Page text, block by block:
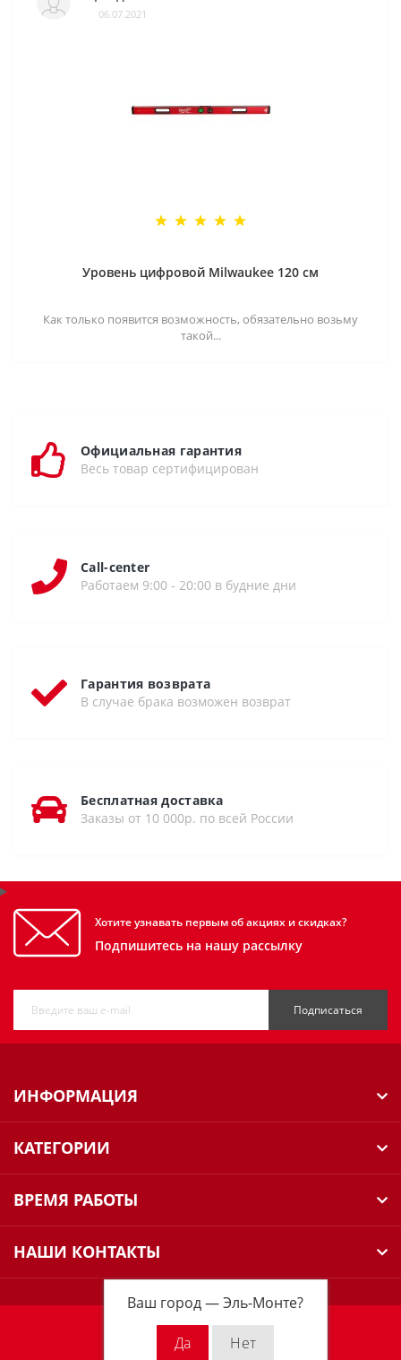
Ваш город —Эль-Монте?
06.07.2021
Уровень цифровой Milwaukee 120 см
Как только появится возможность, обязательно возьму
такой...
Официальная гарантия
Весь товар сертифицирован
Call-center
Работаем 9:00 - 20:00 в будние дни
Гарантия возврата
В случае брака возможен возврат
Бесплатная доставка
Заказы от 10 000р. по всей России
Хотите узнавать первым об акциях и скидках?
Подпишитесь на нашу рассылку
Подписаться
ИНФОРМАЦИЯ
КАТЕГОРИИ
ВРЕМЯ РАБОТЫ
НАШИ КОНТАКТЫ
Milwaukee Russia © 2026